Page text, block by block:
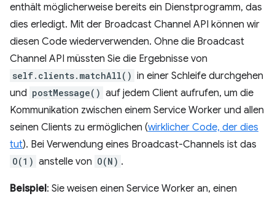
enthält möglicherweise bereits ein Dienstprogramm, das
dies erledigt. Mit der Broadcast Channel API können wir
diesen Code wiederverwenden. Ohne die Broadcast
Channel API müssten Sie die Ergebnisse von
self.clients.matchAll() in einer Schleife durchgehen
und postMessage() auf jedem Client aufrufen, um die
Kommunikation zwischen einem Service Worker und allen
seinen Clients zu ermöglichen (wirklicher Code, der dies
tut). Bei Verwendung eines Broadcast-Channels ist das
O(1) anstelle von O(N) .
Beispiel: Sie weisen einen Service Worker an, einen